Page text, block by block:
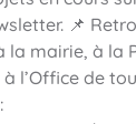
📌
la mairie, à la
l’Office de